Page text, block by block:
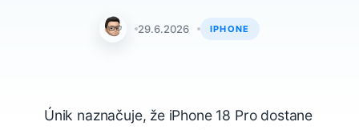
Jan Holeš
29.6.2026 IPHONE
Únik naznačuje, že iPhone 18 Pro dostane